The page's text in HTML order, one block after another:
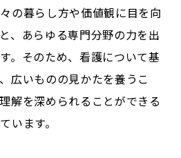
の暮らし方や価値観に目を向
、あらゆる専門分野の力を出
。そのため、看護について基
広いものの見かたを養うこ
解を深められることができる
います。